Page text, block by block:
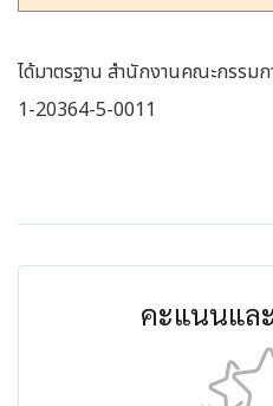
ได้มาตรฐาน สํานักงานคณะกรรมก
1-20364-5-0011
คะแนนแล